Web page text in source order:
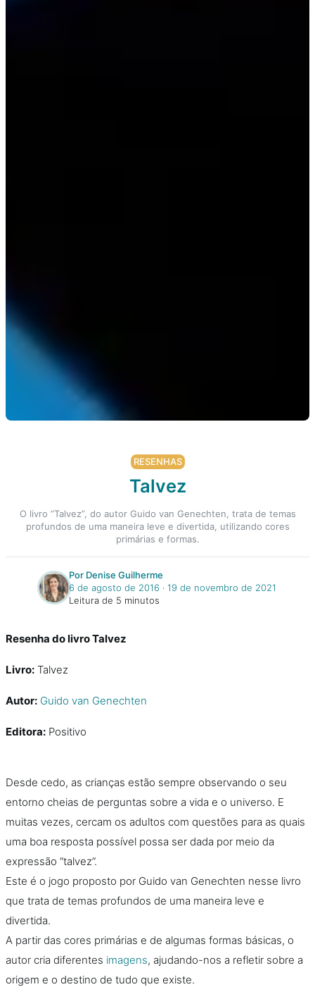
RESENHAS
Talvez
O livro “Talvez”, do autor Guido van Genechten, trata de temas
profundos de uma maneira leve e divertida, utilizando cores
primárias e formas.
Por Denise Guilherme
6 de agosto de 2016 ‧ 19 de novembro de 2021
Leitura de 5 minutos
Resenha do livro Talvez
Livro: Talvez
Autor: Guido van Genechten
Editora: Positivo
Desde cedo, as crianças estão sempre observando o seu
entorno cheias de perguntas sobre a vida e o universo. E
muitas vezes, cercam os adultos com questões para as quais
uma boa resposta possível possa ser dada por meio da
expressão “talvez”.
Este é o jogo proposto por Guido van Genechten nesse livro
que trata de temas profundos de uma maneira leve e
divertida.
A partir das cores primárias e de algumas formas básicas, o
autor cria diferentes imagens, ajudando-nos a refletir sobre a
origem e o destino de tudo que existe.